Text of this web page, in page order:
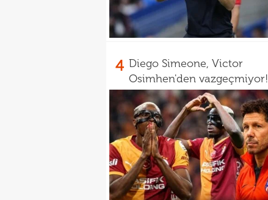
4 Diego Simeone, Victor
Osimhen'den vazgeçmiyor!